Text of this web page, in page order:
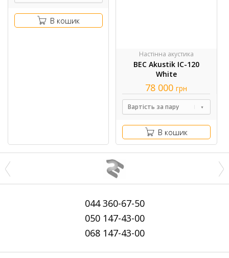
В кошик
Настінна акустика
BEC Akustik IC-120
White
78 000 грн
Вартість за пару
В кошик
044360-67-50
050147-43-00
068147-43-00